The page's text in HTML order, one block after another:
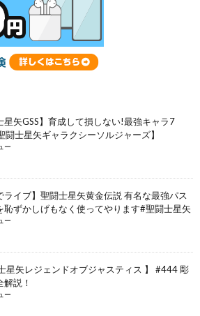
星矢GSS】育成して損しない!最強キャラ7
士星矢ギャラクシーソルジャーズ】
ー
ライブ】聖闘士星矢黄金伝説 有名な最強パス
恥ずかしげもなく使ってやります#聖闘士星矢
ー
士星矢レジェンドオブジャスティス 】 #444 彫
解説！
ー